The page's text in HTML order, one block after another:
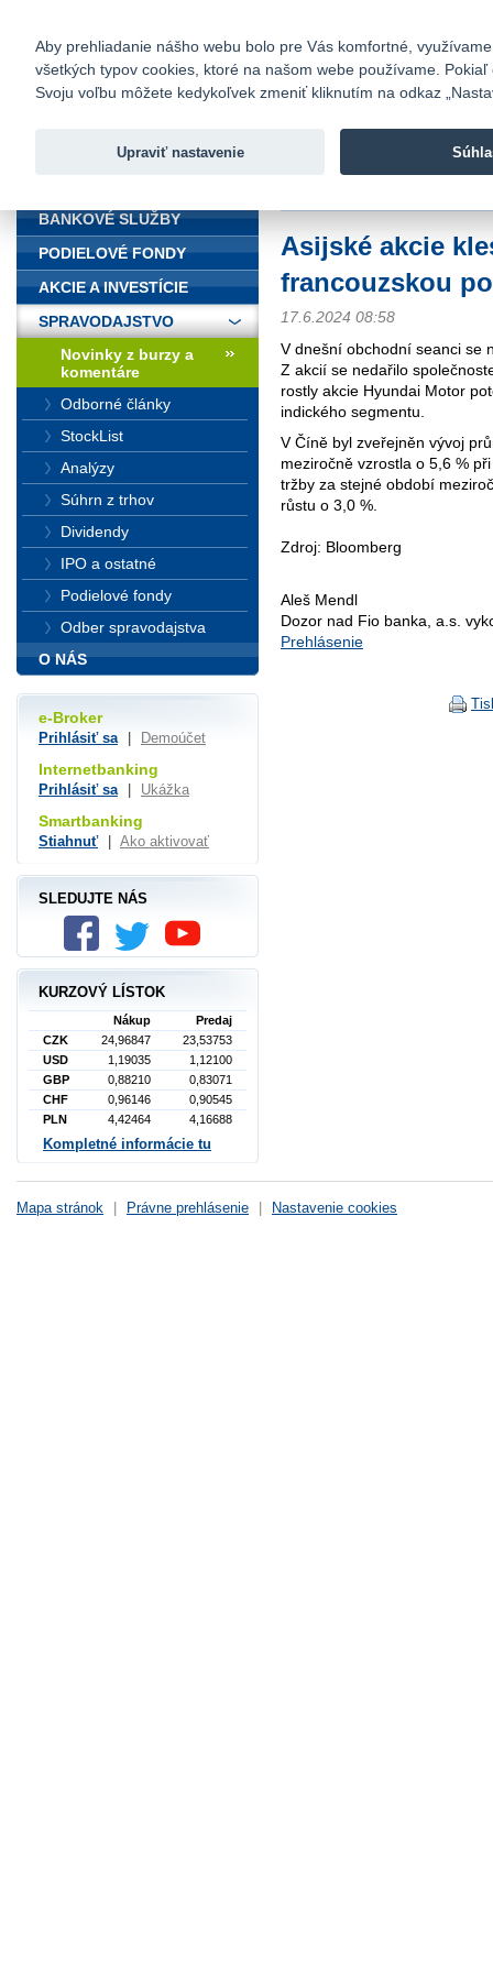
Fio banka
Fio banka
Asijské akcie
francouzskou
17.6.2024 08:58
V dnešní obchodní seanci se
Z akcií se nedařilo
rostly akcie Hyundai Motor
indického segmentu.
V Číně byl zveřejněn vývoj
meziročně vzrostla o 5,6 %
tržby za stejné období
růstu o 3,0 %.
Zdroj: Bloomberg
Aleš Mendl
Dozor nad Fio banka, a.s.
Prehlásenie
BANKOVÉ SLUŽBY
PODIELOVÉ FONDY
AKCIE A INVESTÍCIE
SPRAVODAJSTVO
Novinky z burzy a
komentáre
Odborné články
StockList
Analýzy
Súhrn z trhov
Dividendy
IPO a ostatné
Podielové fondy
Odber spravodajstva
O NÁS
e-Broker
Prihlásiť sa Demoúčet
Internetbanking
Prihlásiť sa Ukážka
Smartbanking
Stiahnuť Ako aktivovať
SLEDUJTE NÁS
KURZOVÝ LÍSTOK
Nákup
Predaj
CZK
24,96847
23,53753
USD
1,19035
1,12100
GBP
0,88210
0,83071
CHF
0,96146
0,90545
PLN
4,42464 4,16688
Kompletné informácie tu
Mapa stránok Právne prehlásenie Nastavenie cookies
Aby prehliadanie nášho webu bolo pre Vás komfortné,
všetkých typov cookies, ktoré na našom webe používame.
Svoju voľbu môžete kedykoľvek zmeniť kliknutím na odkaz
Upraviť nastavenie